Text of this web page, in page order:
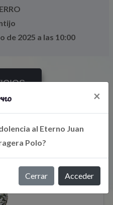
de 2025 a las 10:00
recuerdo
×
al Eterno Juan
Polo?
Cerrar Acceder